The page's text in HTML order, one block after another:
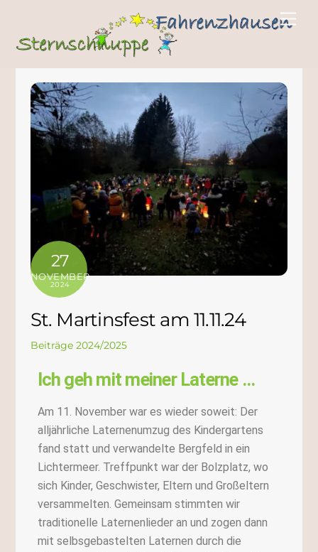
27
NOVEMBER
2024
St. Martinsfest am 11.11.24
Beiträge 2024/2025
Ich geh mit meiner Laterne ...
Am 11. November war es wieder soweit: Der
alljährliche Laternenumzug des Kindergartens
fand statt und verwandelte Bergfeld in ein
Lichtermeer. Treffpunkt war der Bolzplatz, wo
sich Kinder, Geschwister, Eltern und Großeltern
versammelten. Gemeinsam stimmten wir
traditionelle Laternenlieder an und zogen dann
mit selbsgebastelten Laternen durch die